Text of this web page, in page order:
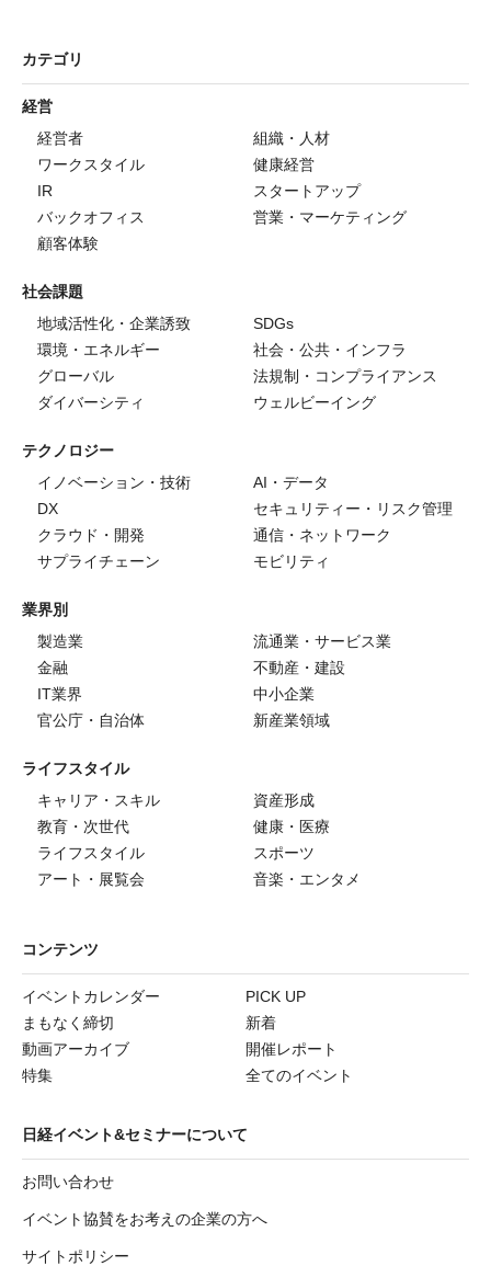
カテゴリ
経営
経営者
組織・人材
ワークスタイル
健康経営
IR
スタートアップ
バックオフィス
営業・マーケティング
顧客体験
社会課題
地域活性化・企業誘致
SDGs
環境・エネルギー
社会・公共・インフラ
グローバル
法規制・コンプライアンス
ダイバーシティ
ウェルビーイング
テクノロジー
イノベーション・技術
AI・データ
DX
セキュリティー・リスク管理
クラウド・開発
通信・ネットワーク
サプライチェーン
モビリティ
業界別
製造業
流通業・サービス業
金融
不動産・建設
IT業界
中小企業
官公庁・自治体
新産業領域
ライフスタイル
キャリア・スキル
資産形成
教育・次世代
健康・医療
ライフスタイル
スポーツ
アート・展覧会
音楽・エンタメ
コンテンツ
イベントカレンダー
PICK UP
まもなく締切
新着
動画アーカイブ
開催レポート
特集
全てのイベント
日経イベント&セミナーについて
お問い合わせ
イベント協賛をお考えの企業の方へ
サイトポリシー